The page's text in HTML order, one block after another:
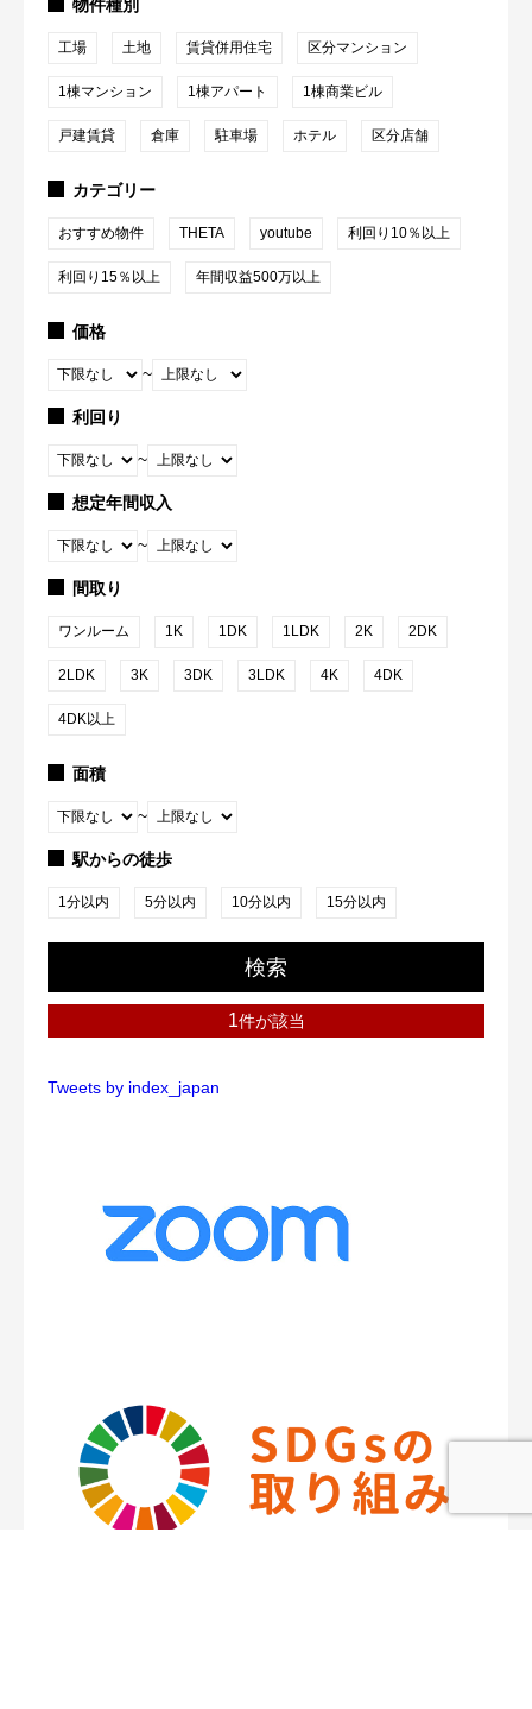
物件種別
工場 土地 賃貸併用住宅 区分マンション
1棟マンション 1棟アパート 1棟商業ビル
戸建賃貸 倉庫 駐車場 ホテル 区分店舗
カテゴリー
おすすめ物件 THETA youtube 利回り10％以上
利回り15％以上 年間収益500万以上
価格
~
利回り
~
想定年間収入
~
間取り
ワンルーム 1K 1DK 1LDK 2K 2DK
2LDK 3K 3DK 3LDK 4K 4DK
4DK以上
面積
~
駅からの徒歩
1分以内 5分以内 10分以内 15分以内
検索
1件が該当
Tweets by index_japan